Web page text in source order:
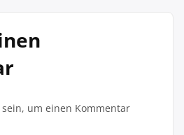
sein, um einen Kommentar